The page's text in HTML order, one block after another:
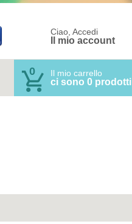
Ciao, Accedi
Il mio account
0 Il mio carrello
ci sono 0 prodotti